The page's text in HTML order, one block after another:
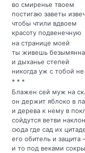
во смиренье твоем
постигаю заветы
чтобы чтили вдвоем
красоту подвенечную
на странице моей
ты живешь
и дыханье степей
никогда уж с тобой не
* * *
Блажен сей муж на
он держит яблоко в
и дерева к нему в
сойдутся ветви
сюда где сад их
его обитель и защита –
и то под веками